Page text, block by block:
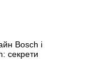
Bosch і
секрети